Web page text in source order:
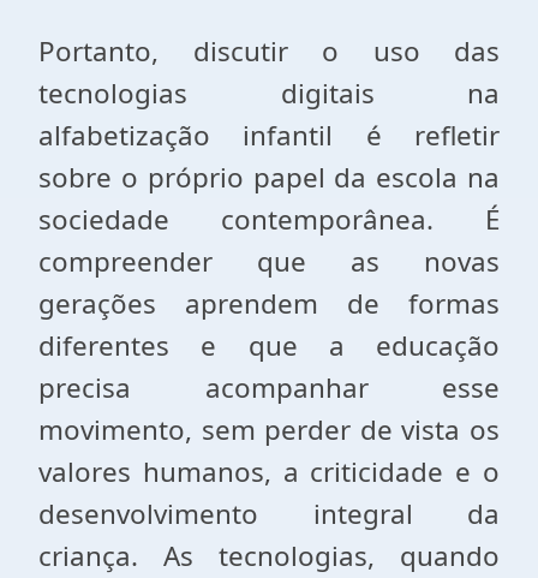
Portanto, discutir o uso das
tecnologias digitais na
alfabetização infantil é refletir
sobre o próprio papel da escola na
sociedade contemporânea. É
compreender que as novas
gerações aprendem de formas
diferentes e que a educação
precisa acompanhar esse
movimento, sem perder de vista os
valores humanos, a criticidade e o
desenvolvimento integral da
criança. As tecnologias, quando